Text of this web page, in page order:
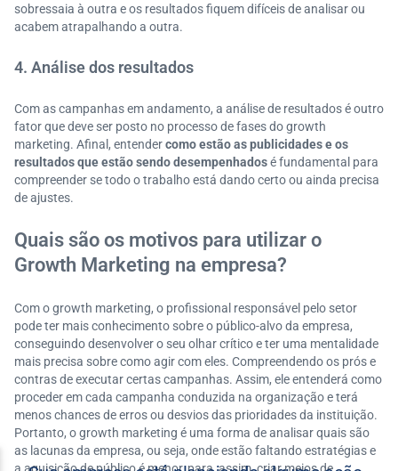
sobressaia à outra e os resultados fiquem difíceis de analisar ou
acabem atrapalhando a outra.
4. Análise dos resultados
Com as campanhas em andamento, a análise de resultados é outro
fator que deve ser posto no processo de fases do growth
marketing. Afinal, entendercomo estão as publicidades e os
resultados que estão sendo desempenhadosé fundamental para
compreender se todo o trabalho está dando certo ou ainda precisa
de ajustes.
Quais são os motivos para utilizar o
Growth Marketing na empresa?
Com o growth marketing, o profissional responsável pelo setor
pode ter mais conhecimento sobre o público-alvo da empresa,
conseguindo desenvolver o seu olhar crítico e ter uma mentalidade
mais precisa sobre como agir com eles. Compreendendo os prós e
contras de executar certas campanhas. Assim, ele entenderá como
proceder em cada campanha conduzida na organização e terá
menos chances de erros ou desvios das prioridades da instituição.
Portanto, o growth marketing é uma forma de analisar quais são
as lacunas da empresa, ou seja, onde estão faltando estratégias e